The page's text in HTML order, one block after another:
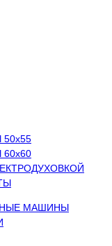
МАШИНЫ